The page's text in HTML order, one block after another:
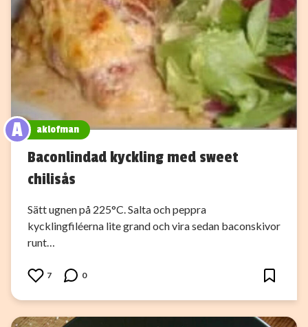
A aklofman
Baconlindad kyckling med sweet
chilisås
Sätt ugnen på 225°C. Salta och peppra
kycklingfiléerna lite grand och vira sedan baconskivor
runt…
7 0